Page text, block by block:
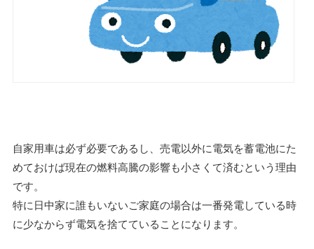
自家用車は必ず必要であるし、売電以外に電気を蓄電池にた
めておけば現在の燃料高騰の影響も小さくて済むという理由
です。
特に日中家に誰もいないご家庭の場合は一番発電している時
に少なからず電気を捨てていることになります。